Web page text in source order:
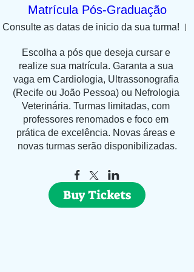
eletrocardiográfica
— Ecocardiografia IConteúdo
ecocardiográficaPlanos
práticoPosicionamento do
ecocardiográficasMÓDULO 5 —
teóricoModo BModo
ecocardiográficasAvaliação
práticoRealização do exame
laudosMÓDULO 6 —
teóricoDoppler
pulmonarEcocardiografia Point-of-
hemodinâmicaConteúdo
avançadosAplicação de
completosMÓDULO 7 —
Matrícula Pós-Graduação
Consulte as datas de inicio da sua turma!
Escolha a pós que deseja cursar e
realize sua matrícula. Garanta a sua
vaga em Cardiologia, Ultrassonografia
(Recife ou João Pessoa) ou Nefrologia
Veterinária. Turmas limitadas, com
professores renomados e foco em
prática de excelência. Novas áreas e
novas turmas serão disponibilizadas.
Buy Tickets